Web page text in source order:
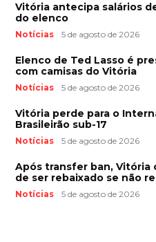
Vitória antecipa salários
do elenco
Notícias 5 de agosto de 2026
Elenco de Ted Lasso é
com camisas do Vitória
Notícias 5 de agosto de 2026
Vitória perde para o
Brasileirão sub-17
Notícias 5 de agosto de 2026
Após transfer ban, Vitória
de ser rebaixado se não
Notícias 5 de agosto de 2026